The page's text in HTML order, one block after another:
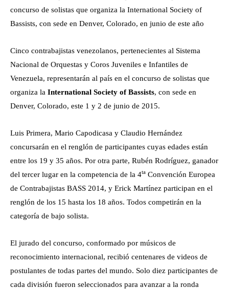
concurso de solistas que organiza la International Society of
Bassists, con sede en Denver, Colorado, en junio de este año
Cinco contrabajistas venezolanos, pertenecientes al Sistema
Nacional de Orquestas y Coros Juveniles e Infantiles de
Venezuela, representarán al país en el concurso de solistas que
organiza la International Society of Bassists, con sede en
Denver, Colorado, este 1 y 2 de junio de 2015.
Luis Primera, Mario Capodicasa y Claudio Hernández
concursarán en el renglón de participantes cuyas edades están
entre los 19 y 35 años. Por otra parte, Rubén Rodríguez, ganador
del tercer lugar en la competencia de la 4ta Convención Europea
de Contrabajistas BASS 2014, y Erick Martínez participan en el
renglón de los 15 hasta los 18 años. Todos competirán en la
categoría de bajo solista.
El jurado del concurso, conformado por músicos de
reconocimiento internacional, recibió centenares de videos de
postulantes de todas partes del mundo. Solo diez participantes de
cada división fueron seleccionados para avanzar a la ronda